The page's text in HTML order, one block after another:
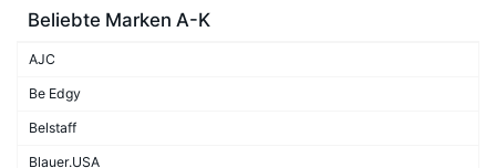
Beliebte Marken A-K
AJC
Be Edgy
Belstaff
Blauer.USA